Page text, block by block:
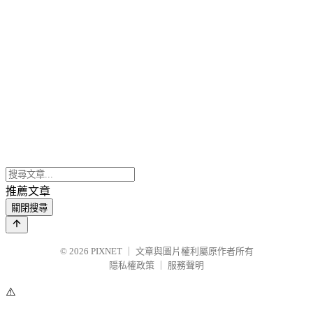
推薦文章
關閉搜尋
© 2026 PIXNET
文章與圖片權利屬原作者所有
隱私權政策
服務聲明
⚠️